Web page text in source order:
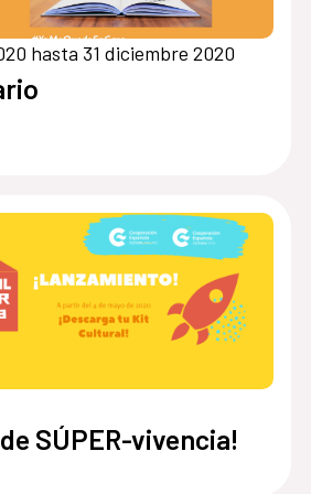
hasta 31 diciembre 2020
SÚPER-vivencia!